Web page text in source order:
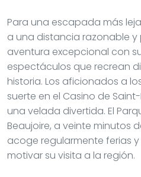
Para una escapada más
a una distancia razonable
aventura excepcional con
espectáculos que recrean
historia. Los aficionados a
suerte en el Casino de
una velada divertida. El
Beaujoire, a veinte minutos
acoge regularmente ferias
motivar su visita a la región.